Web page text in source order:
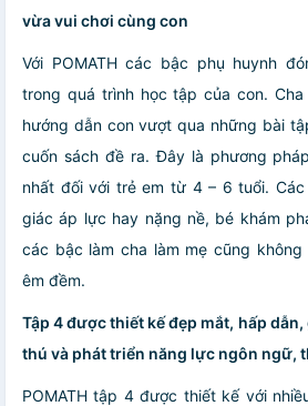
vừa vui chơi cùng con
Với POMATH các bậc phụ huynh
trong quá trình học tập của con.
hướng dẫn con vượt qua những bài
cuốn sách đề ra. Đây là phương
nhất đối với trẻ em từ 4 – 6 tuổi.
giác áp lực hay nặng nề, bé khám
các bậc làm cha làm mẹ cũng
êm đềm.
Tập 4 được thiết kế đẹp mắt, hấp
thú và phát triển năng lực ngôn ngữ,
POMATH tập 4 được thiết kế với